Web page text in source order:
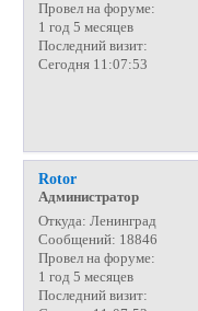
Провел на форуме:
1 год 5 месяцев
Последний визит:
Сегодня 11:07:53
Rotor
Администратор
Откуда: Ленинград
Сообщений: 18846
Провел на форуме:
1 год 5 месяцев
Последний визит: